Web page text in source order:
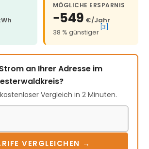
MÖGLICHE ERSPARNIS
−549 €/Jahr
38 % günstiger
[3]
an Ihrer Adresse im
Vergleich in 2 Minuten.
VERGLEICHEN →